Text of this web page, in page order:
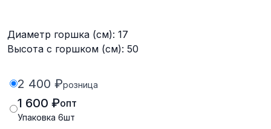
Диаметр горшка (см): 17
Высота с горшком (см): 50
2 400 ₽розница
1 600 ₽опт
Упаковка 6шт